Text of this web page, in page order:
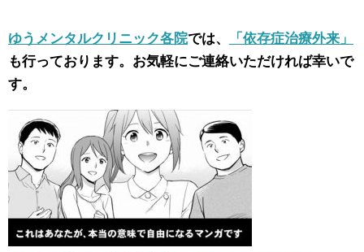
ゆうメンタルクリニック各院では、
「依存症治療外来」
も行っております。お気軽にご連絡いただければ幸いで
す。